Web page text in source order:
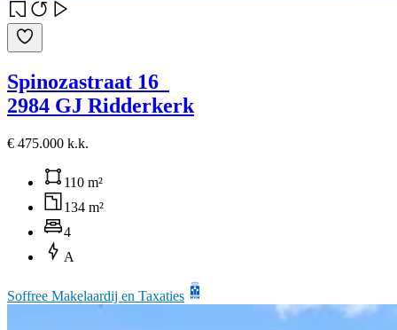
Spinozastraat 16
2984 GJ Ridderkerk
€ 475.000 k.k.
110 m²
134 m²
4
A
Soffree Makelaardij en Taxaties